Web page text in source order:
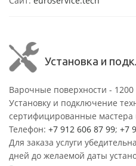
Установка и
Варочные поверхности - 1200
Установку и подключение
сертифицированные мастера
Телефон: +7 912 606 87 99; +7
Для заказа услуги
дней до желаемой даты